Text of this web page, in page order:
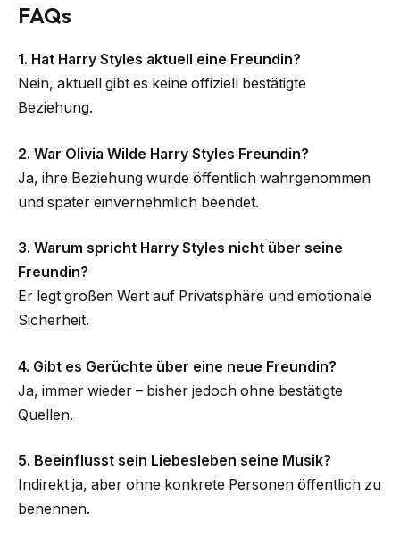
FAQs
1. Hat Harry Styles aktuell eine Freundin?
Nein, aktuell gibt es keine offiziell bestätigte
Beziehung.
2. War Olivia Wilde Harry Styles Freundin?
Ja, ihre Beziehung wurde öffentlich wahrgenommen
und später einvernehmlich beendet.
3. Warum spricht Harry Styles nicht über seine
Freundin?
Er legt großen Wert auf Privatsphäre und emotionale
Sicherheit.
4. Gibt es Gerüchte über eine neue Freundin?
Ja, immer wieder – bisher jedoch ohne bestätigte
Quellen.
5. Beeinflusst sein Liebesleben seine Musik?
Indirekt ja, aber ohne konkrete Personen öffentlich zu
benennen.